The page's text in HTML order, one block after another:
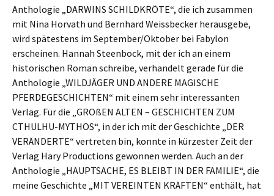
Anthologie „DARWINS SCHILDKRÖTE“, die ich zusammen
mit Nina Horvath und Bernhard Weissbecker herausgebe,
wird spätestens im September/Oktober bei Fabylon
erscheinen. Hannah Steenbock, mit der ich an einem
historischen Roman schreibe, verhandelt gerade für die
Anthologie „WILDJÄGER UND ANDERE MAGISCHE
PFERDEGESCHICHTEN“ mit einem sehr interessanten
Verlag. Für die „GROßEN ALTEN – GESCHICHTEN ZUM
CTHULHU-MYTHOS“, in der ich mit der Geschichte „DER
VERÄNDERTE“ vertreten bin, konnte in kürzester Zeit der
Verlag Hary Productions gewonnen werden. Auch an der
Anthologie „HAUPTSACHE, ES BLEIBT IN DER FAMILIE“, die
meine Geschichte „MIT VEREINTEN KRÄFTEN“ enthält, hat